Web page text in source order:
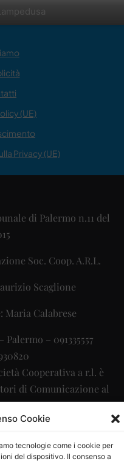
Cookie
tecnologie come i cookie per
del dispositivo. Il consenso a
(UE)
Privacy (UE)
di Palermo n.11 del
Soc. Coop. A.R.L.
Scaglione
Maria Calabrese
Palermo – 091335557
Cooperativa a r.l. è
di Comunicazione al